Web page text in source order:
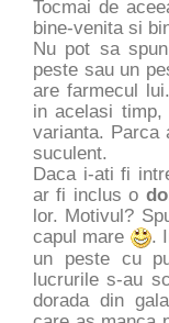
Tocmai de
bine-venita si
Nu pot sa
peste sau un
are farmecul
in acelasi
varianta. Parca
suculent.
Daca i-ati fi
ar fi inclus o
lor. Motivul?
capul mare
.
un peste cu
lucrurile s-au
dorada din